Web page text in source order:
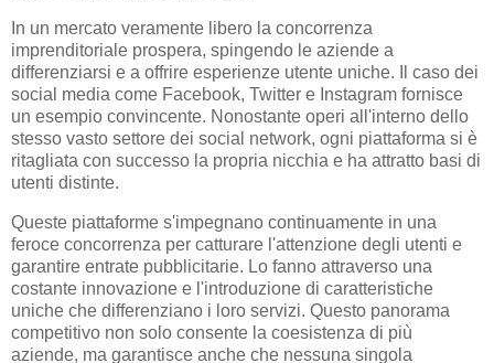
In un mercato veramente libero la concorrenza
imprenditoriale prospera, spingendo le aziende a
differenziarsi e a offrire esperienze utente uniche. Il caso dei
social media come Facebook, Twitter e Instagram fornisce
un esempio convincente. Nonostante operi all'interno dello
stesso vasto settore dei social network, ogni piattaforma si è
ritagliata con successo la propria nicchia e ha attratto basi di
utenti distinte.
Queste piattaforme s'impegnano continuamente in una
feroce concorrenza per catturare l'attenzione degli utenti e
garantire entrate pubblicitarie. Lo fanno attraverso una
costante innovazione e l'introduzione di caratteristiche
uniche che differenziano i loro servizi. Questo panorama
competitivo non solo consente la coesistenza di più
aziende, ma garantisce anche che nessuna singola